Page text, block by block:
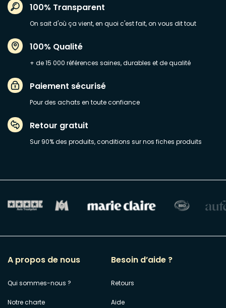
100% Transparent
On sait d'où ça vient, en quoi c'est fait, on vous dit tout
100% Qualité
+ de 15 000 références saines, durables et de qualité
Paiement sécurisé
Pour des achats en toute confiance
Retour gratuit
Sur 90% des produits, conditions sur nos fiches produits
A propos de nous
Qui sommes-nous ?
Notre charte
Besoin d’aide ?
Retours
Aide